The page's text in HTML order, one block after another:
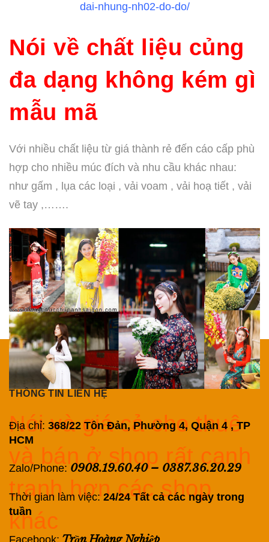
dai-nhung-nh02-do-do/
Nói về chất liệu củng
đa dạng không kém gì
mẫu mã
Với nhiều chất liệu từ giá thành rẻ đến cáo cấp phù
hợp cho nhiều múc đích và nhu cầu khác nhau:
như gấm , lụa các loại , vải voam , vải hoạ tiết , vải
vẽ tay ,…….
Nói và giá cả cho thuê
và bán ở shop rất cạnh
tranh hơn các shop
khác
THÔNG TIN LIÊN HỆ
Địa chỉ: 368/22 Tôn Đản, Phường 4, Quận 4 , TP
HCM
Zalo/Phone: 0908.19.60.40– 0387.36.20.29
Thời gian làm việc:24/24 Tất cả các ngày trong
tuần